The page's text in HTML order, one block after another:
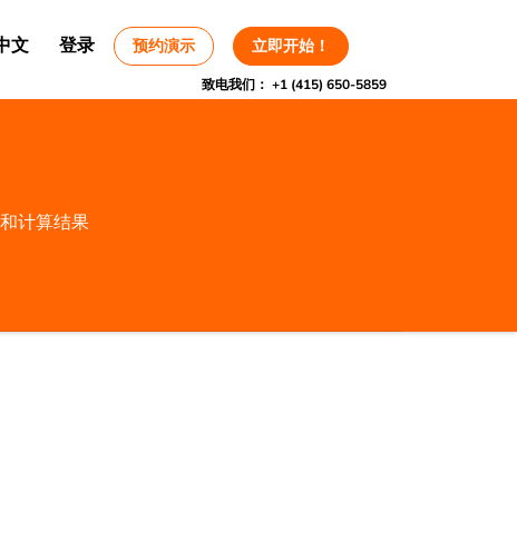
文 登录 预约演示 立即开始！
致电我们： +1 (415) 650-5859
计算结果